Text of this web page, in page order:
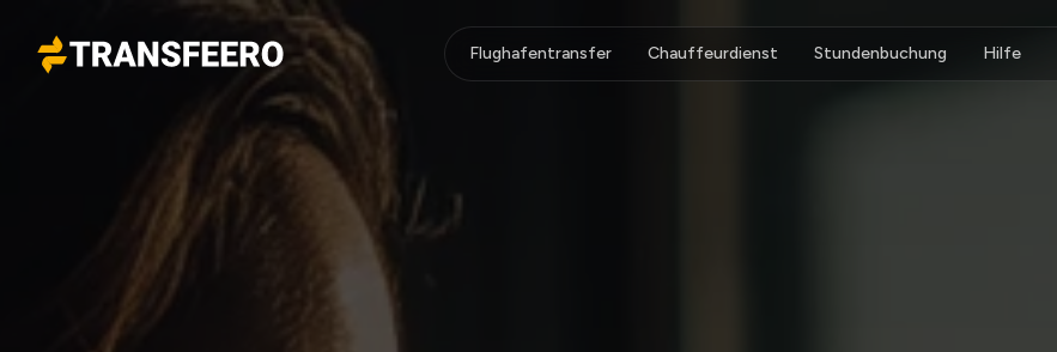
Transfeero
Flughafentransfer Chauffeurdienst Stundenbuchung Hilfe